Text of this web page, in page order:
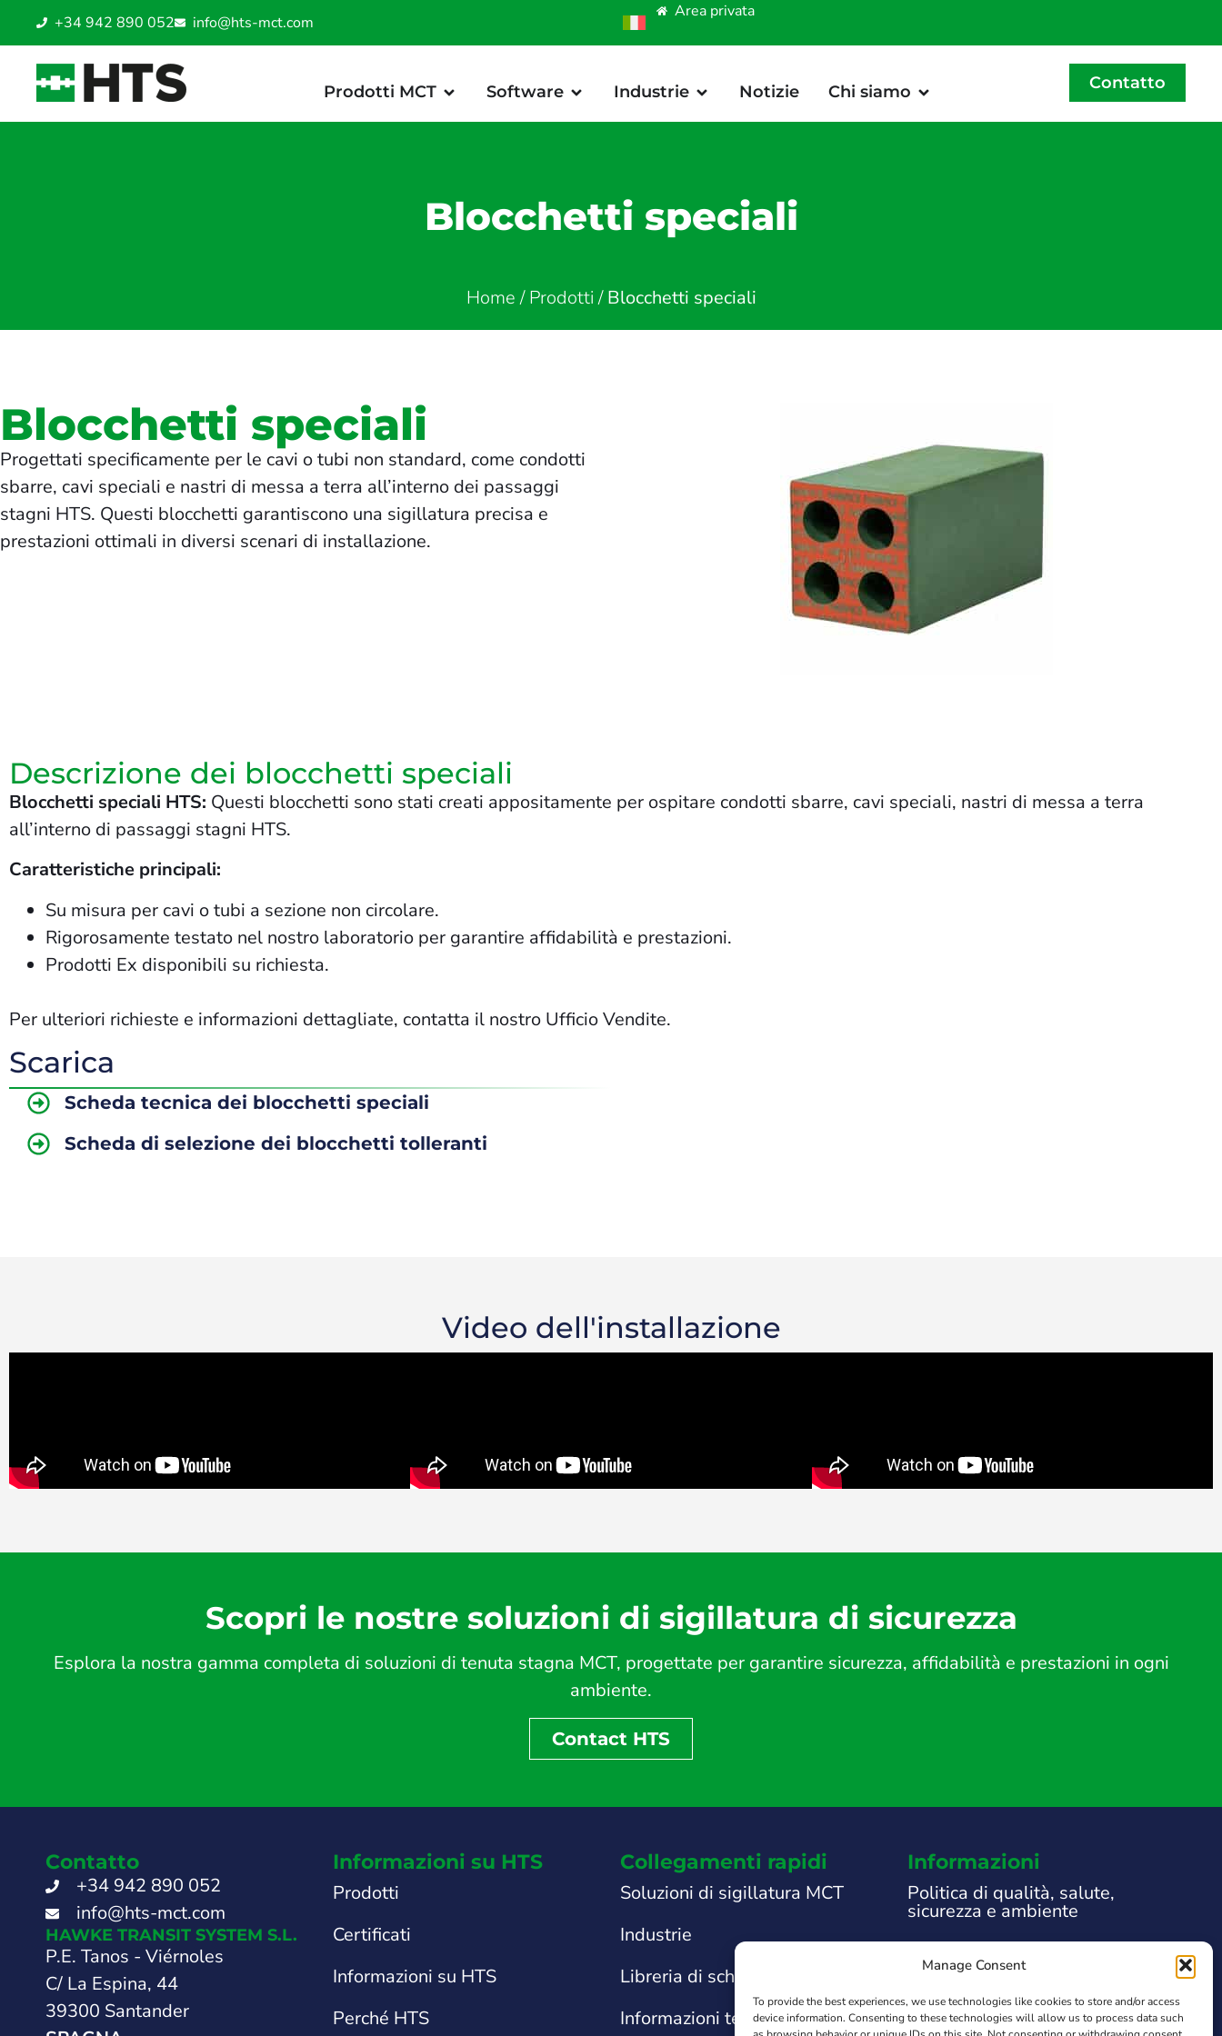
Manage Consent
To provide the best experiences, we use technologies like cookies to store and/or access
device information. Consenting to these technologies will allow us to process data such
+34 942 890 052 info@hts-mct.com
Area privata
Prodotti MCT Software Industrie Notizie Chi siamo Contatto
Blocchetti speciali
Home/Prodotti/Blocchetti speciali
Blocchetti speciali
Progettati specificamente per le cavi o tubi non standard, come condotti
sbarre, cavi speciali e nastri di messa a terra all’interno dei passaggi
stagni HTS. Questi blocchetti garantiscono una sigillatura precisa e
prestazioni ottimali in diversi scenari di installazione.
Descrizione dei blocchetti speciali
Blocchetti speciali HTS: Questi blocchetti sono stati creati appositamente per ospitare condotti sbarre, cavi speciali, nastri di messa a terra
all’interno di passaggi stagni HTS.
Caratteristiche principali:
Su misura per cavi o tubi a sezione non circolare.
Rigorosamente testato nel nostro laboratorio per garantire affidabilità e prestazioni.
Prodotti Ex disponibili su richiesta.
Per ulteriori richieste e informazioni dettagliate, contatta il nostro Ufficio Vendite.
Scarica
Scheda tecnica dei blocchetti speciali
Scheda di selezione dei blocchetti tolleranti
Video dell'installazione
Scopri le nostre soluzioni di sigillatura di sicurezza
Esplora la nostra gamma completa di soluzioni di tenuta stagna MCT, progettate per garantire sicurezza, affidabilità e prestazioni in ogni
ambiente.
Contact HTS
Contatto
+34 942 890 052
info@hts-mct.com
HAWKE TRANSIT SYSTEM S.L.
P.E. Tanos - Viérnoles
C/ La Espina, 44
39300 Santander
Informazioni su HTS
Prodotti
Certificati
Informazioni su HTS
Perché HTS
Collegamenti rapidi
Soluzioni di sigillatura MCT
Industrie
Libreria di schede tecniche
Informazioni tecniche e supporto
Informazioni
Politica di qualità, salute,
sicurezza e ambiente
Informativa sulla privacy